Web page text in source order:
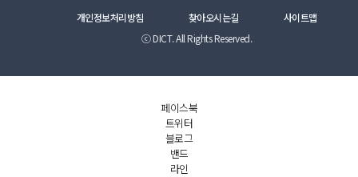
ⓒ DICT. All Rights Reserved.
개인정보처리방침 찾아오시는길 사이트맵
페이스북
트위터
블로그
밴드
라인